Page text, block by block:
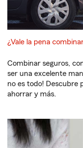
¿Vale la pena
Combinar seguros,
ser una excelente
no es todo! Descubre
ahorrar y más.